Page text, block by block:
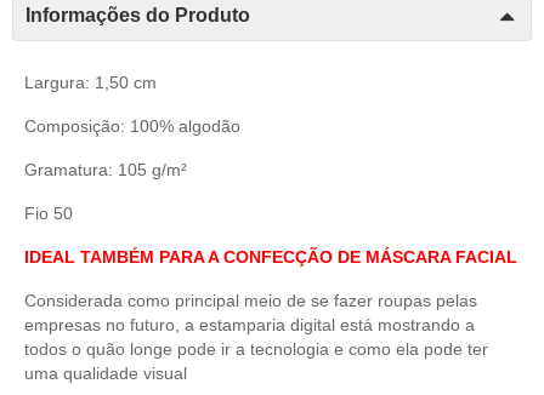
Informações do Produto
Largura: 1,50 cm
Composição: 100% algodão
Gramatura: 105 g/m²
Fio 50
IDEAL TAMBÉM PARA A CONFECÇÃO DE MÁSCARA FACIAL
Considerada como principal meio de se fazer roupas pelas
empresas no futuro, a estamparia digital está mostrando a
todos o quão longe pode ir a tecnologia e como ela pode ter
uma qualidade visual